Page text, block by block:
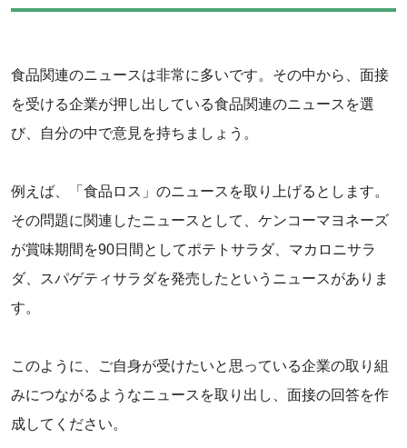
食品関連のニュースは非常に多いです。その中から、面接
を受ける企業が押し出している食品関連のニュースを選
び、自分の中で意見を持ちましょう。
例えば、「食品ロス」のニュースを取り上げるとします。
その問題に関連したニュースとして、ケンコーマヨネーズ
が賞味期間を90日間としてポテトサラダ、マカロニサラ
ダ、スパゲティサラダを発売したというニュースがありま
す。
このように、ご自身が受けたいと思っている企業の取り組
みにつながるようなニュースを取り出し、面接の回答を作
成してください。